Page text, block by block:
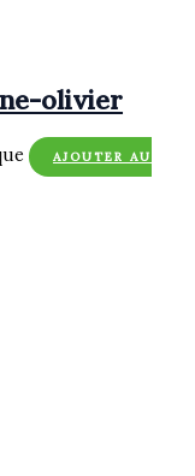
olivier
AJOUTER AU